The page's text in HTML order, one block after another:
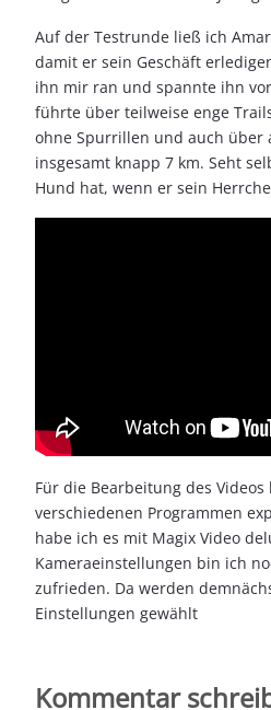
Auf der Testrunde ließ ich
damit er sein Geschäft
ihn mir ran und spannte ihn
führte über teilweise enge
ohne Spurrillen und auch über
insgesamt knapp 7 km. Seht
Hund hat, wenn er sein
Für die Bearbeitung des
verschiedenen Programmen
habe ich es mit Magix Video
Kameraeinstellungen bin ich
zufrieden. Da werden
Einstellungen gewählt
Kommentar